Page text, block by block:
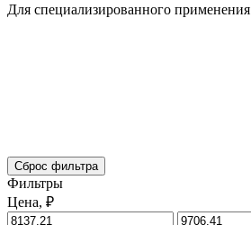
Для специализированного применения
Сброс фильтра
Фильтры
Цена, ₽